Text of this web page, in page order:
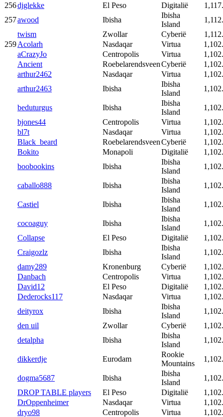
256djglekke El Peso Digitalië
257awood Ibisha
Ibisha
Island
twism
Zwollar Cyberië
259Acolarh Nasdaqar Virtua
aCrazyJo
Centropolis Virtua
Ancient
RoebelarendsveenCyberië
arthur2462
Nasdaqar Virtua
arthur2463
Ibisha
Ibisha
Island
beduturgus Ibisha
Ibisha
Island
bjones44
Centropolis Virtua
bl7t
Nasdaqar Virtua
Black_beard
RoebelarendsveenCyberië
Bokito
Monapoli Digitalië
boobookins
Ibisha
Ibisha
Island
caballo888 Ibisha
Ibisha
Island
Castiel Ibisha
Ibisha
Island
cocoaguy Ibisha
Ibisha
Island
Collapse
El Peso Digitalië
Craigozlz
Ibisha
Ibisha
Island
damy289
Kronenburg Cyberië
Danbach
Centropolis Virtua
David12
El Peso Digitalië
Dederocks117
Nasdaqar Virtua
deityrox
Ibisha
Ibisha
Island
den uil
Zwollar Cyberië
detalpha
Ibisha
Ibisha
Island
dikkerdje Eurodam
Rookie
Mountains
dogma5687 Ibisha
Ibisha
Island
DROP TABLE players
El Peso Digitalië
DrOppenheimer
Nasdaqar Virtua
dryo98
Centropolis Virtua